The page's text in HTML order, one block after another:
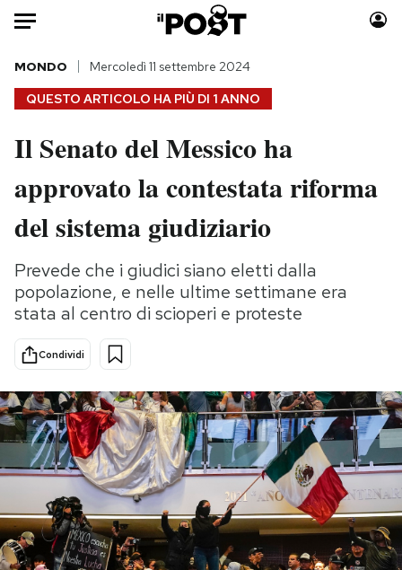
Auto
HOME
Italia
Politica
Tecnologia
Scienza
Cultura
Sport
Moda
Consumismi
Storie/Idee
Media
Europa
PODCAST
NEWSLETTER
I MIEI PREFERITI
QUESTO ARTICOLO HA PIÙ DI 1 ANNO
MONDO Mercoledì 11 settembre 2024
Il Senato del Messico ha
approvato la contestata riforma
del sistema giudiziario
Prevede che i giudici siano eletti dalla
popolazione, e nelle ultime settimane era
stata al centro di scioperi e proteste
Condividi